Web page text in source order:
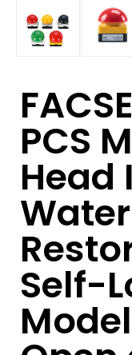
PCS
Head
Self-